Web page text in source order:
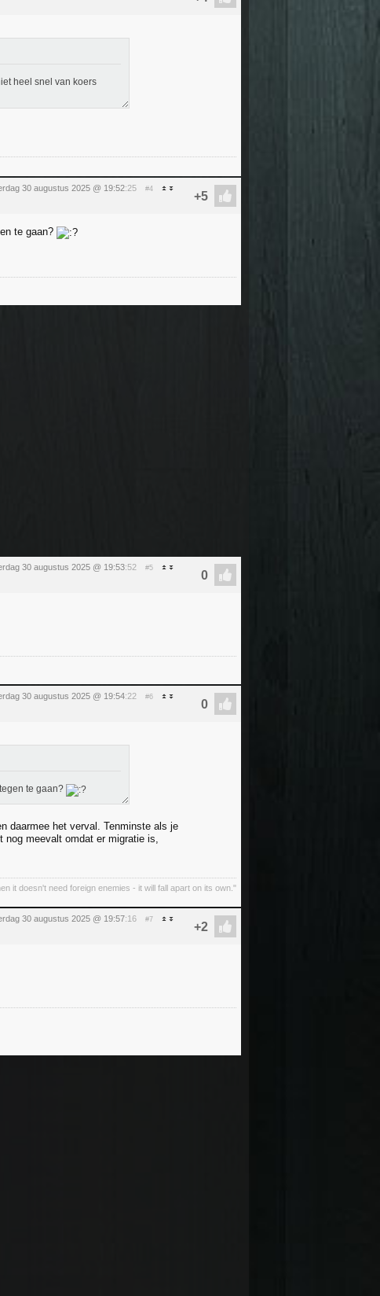
heel snel van koers
30 augustus 2025 @ 19:52:25 #4
te gaan?
30 augustus 2025 @ 19:53:52 #5
30 augustus 2025 @ 19:54:22 #6
te gaan?
daarmee het verval. Tenminste als je
nog meevalt omdat er migratie is,
it doesn't need foreign enemies - it will fall apart on its own."
30 augustus 2025 @ 19:57:16 #7